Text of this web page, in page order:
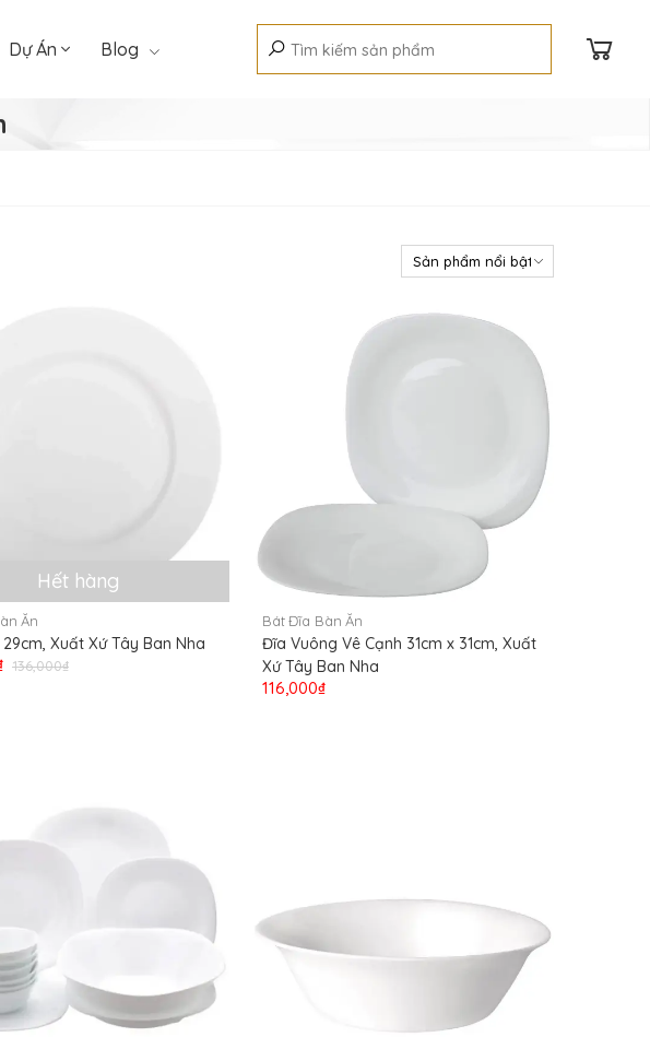
Dự Án Blog
Hết hàng
Ăn
Xuất Xứ Tây Ban Nha
136,000₫
Bát Đĩa Bàn Ăn
Đĩa Vuông Vê Cạnh 31cm x 31cm, Xuất
Xứ Tây Ban Nha
116,000₫